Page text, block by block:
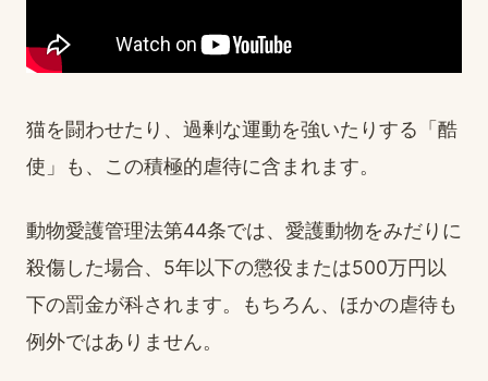
猫を闘わせたり、過剰な運動を強いたりする「酷
使」も、この積極的虐待に含まれます。
動物愛護管理法第44条では、愛護動物をみだりに
殺傷した場合、5年以下の懲役または500万円以
下の罰金が科されます。もちろん、ほかの虐待も
例外ではありません。